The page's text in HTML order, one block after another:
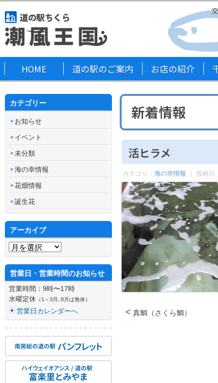
HOME 道の駅のご案内 お店の紹介
新着情報
活ヒラメ
カテゴリ： 海の幸情報 ｜ 投稿日
真鯛（さくら鯛）
カテゴリー
お知らせ
イベント
未分類
海の幸情報
花畑情報
誕生花
アーカイブ
アーカイブ
営業日・営業時間のお知らせ
営業時間：9時〜17時
水曜定休 （1～3月､8月は無休）
営業日カレンダーへ
南房総の道の駅 パンフレット
ハイウェイオアシス / 道の駅
富楽里とみやま